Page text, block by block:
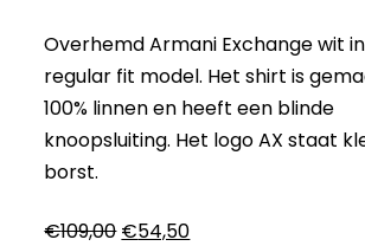
Overhemd Armani Exchange wit
regular fit model. Het shirt is
100% linnen en heeft een blinde
knoopsluiting. Het logo AX staat
borst.
€109,00 Oorspronkelijke
€54,50Huidige